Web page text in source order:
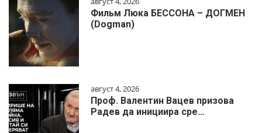
Фильм Люка БЕССОНА – ДОГМЕН
(Dogman)
август 4, 2026
Проф. Валентин Вацев призова
Радев да инициира сре…